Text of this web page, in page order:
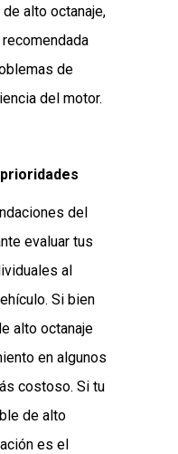
alto octanaje,
de
del motor.
del
evaluar tus
al
Si bien
alto octanaje
en algunos
costoso. Si tu
de alto
es el